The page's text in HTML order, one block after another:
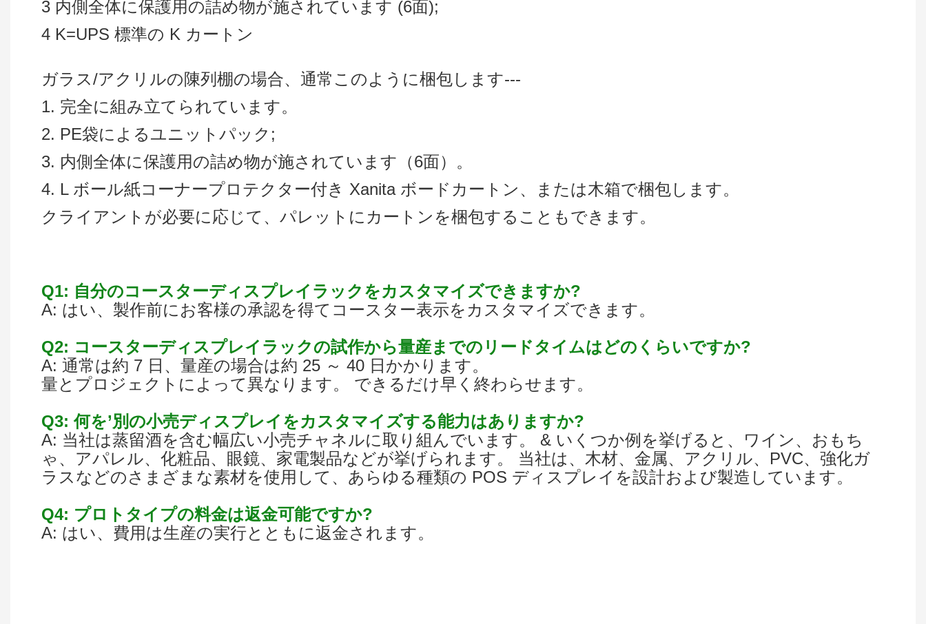
3 内側全体に保護用の詰め物が施されています (6面);
4 K=UPS 標準の K カートン
ガラス/アクリルの陳列棚の場合、通常このように梱包します---
1. 完全に組み立てられています。
2. PE袋によるユニットパック;
3. 内側全体に保護用の詰め物が施されています（6面）。
4. L ボール紙コーナープロテクター付き Xanita ボードカートン、または木箱で梱包します。
クライアントが必要に応じて、パレットにカートンを梱包することもできます。
Q1: 自分のコースターディスプレイラックをカスタマイズできますか?
A: はい、製作前にお客様の承認を得てコースター表示をカスタマイズできます。
Q2: コースターディスプレイラックの試作から量産までのリードタイムはどのくらいですか?
A: 通常は約 7 日、量産の場合は約 25 ～ 40 日かかります。
量とプロジェクトによって異なります。 できるだけ早く終わらせます。
Q3: 何を’別の小売ディスプレイをカスタマイズする能力はありますか?
A: 当社は蒸留酒を含む幅広い小売チャネルに取り組んでいます。 & いくつか例を挙げると、ワイン、おもち
ゃ、アパレル、化粧品、眼鏡、家電製品などが挙げられます。 当社は、木材、金属、アクリル、PVC、強化ガ
ラスなどのさまざまな素材を使用して、あらゆる種類の POS ディスプレイを設計および製造しています。
Q4: プロトタイプの料金は返金可能ですか?
A: はい、費用は生産の実行とともに返金されます。